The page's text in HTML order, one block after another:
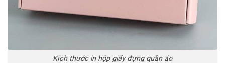
Kích thước in hộp giấy đựng quần áo